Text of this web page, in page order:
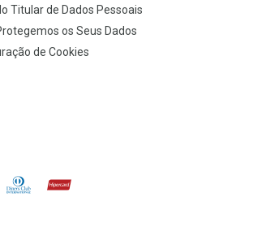
Titular de Dados Pessoais
os Seus Dados
de Cookies
Pay
Diners ClubHipercard